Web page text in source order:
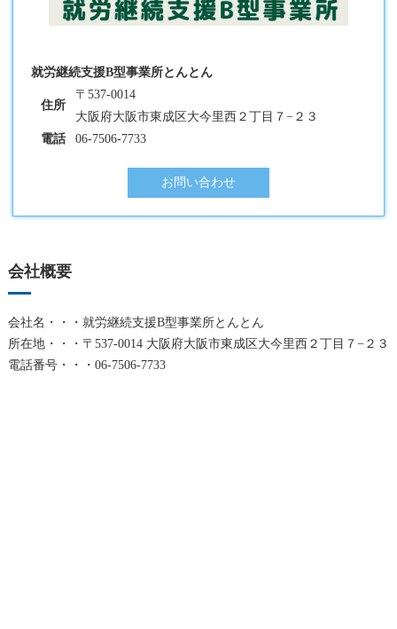
就労継続支援B型事業所とんとん
住所
〒537-0014
大阪府大阪市東成区大今里西２丁目７−２３
電話
06-7506-7733
お問い合わせ
会社概要
会社名・・・就労継続支援B型事業所とんとん
所在地・・・〒537-0014 大阪府大阪市東成区大今里西２丁目７−２３
電話番号・・・06-7506-7733